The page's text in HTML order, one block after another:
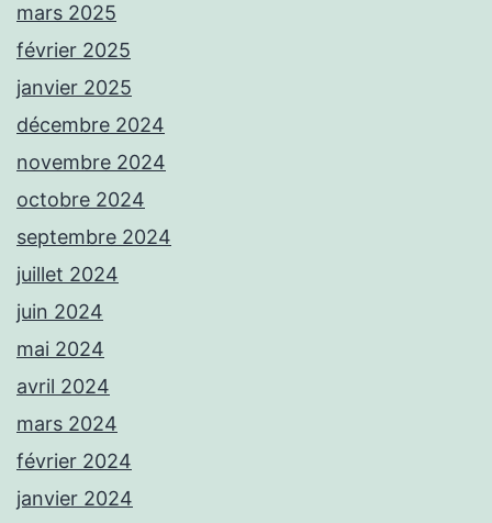
mars 2025
février 2025
janvier 2025
décembre 2024
novembre 2024
octobre 2024
septembre 2024
juillet 2024
juin 2024
mai 2024
avril 2024
mars 2024
février 2024
janvier 2024